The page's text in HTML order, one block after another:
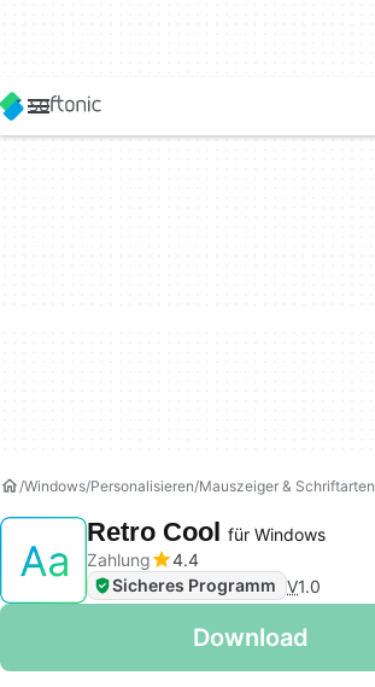
Windows Personalisieren Mauszeiger & Schriftarten
Retro Cool für Windows
Zahlung
4.4
Sicheres Programm V1.0
Download